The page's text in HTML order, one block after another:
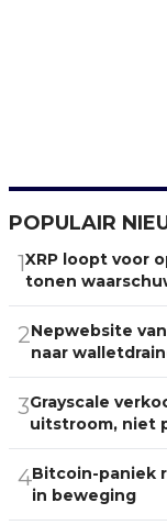
POPULAIR
1XRP loopt voor
tonen
2Nepwebsite
naar
3Grayscale
uitstroom, niet
4Bitcoin-paniek
in beweging